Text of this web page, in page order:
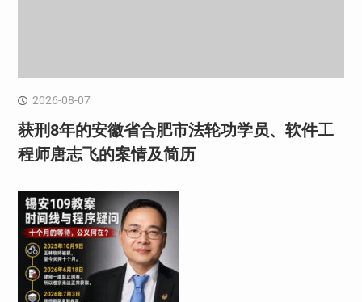
2026-08-07
获刑8年的安徽省合肥市法轮功学员、软件工
程师唐志飞的案情及简历